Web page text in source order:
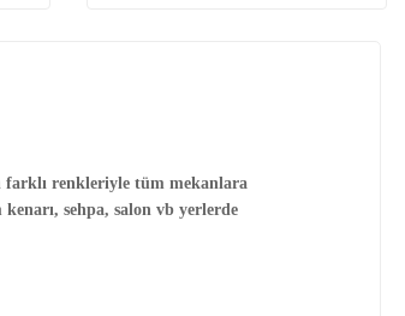
farklı renkleriyle tüm mekanlara
sehpa, salon vb yerlerde